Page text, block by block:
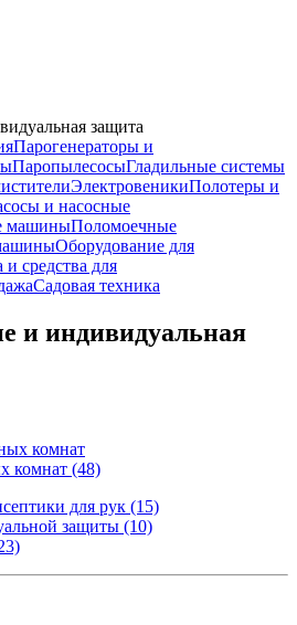
защита
Парогенераторы и
ПаропылесосыГладильные системы
ЭлектровеникиПолотеры и
и насосные
машиныПоломоечные
Оборудование для
средства для
Садовая техника
и индивидуальная
комнат (48)
для рук (15)
защиты (10)